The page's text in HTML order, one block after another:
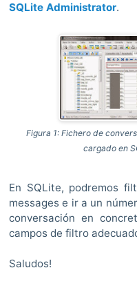
SQLite Administrator.
Figura 1: Fichero de
cargado en
En SQLite, podremos
messages e ir a un
conversación en
campos de filtro
Saludos!